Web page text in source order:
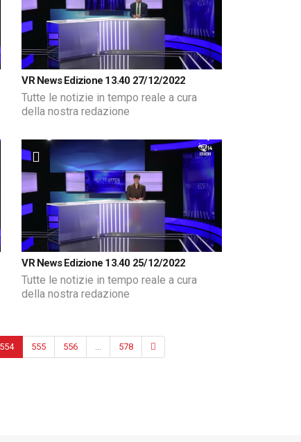
VR News Edizione 13.40 27/12/2022
Tutte le notizie in tempo reale a cura
della nostra redazione
VR News Edizione 13.40 25/12/2022
Tutte le notizie in tempo reale a cura
della nostra redazione
554 555 556 578